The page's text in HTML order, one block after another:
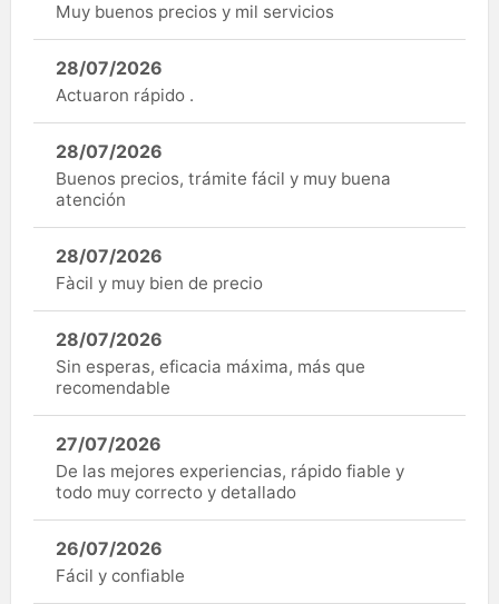
Muy buenos precios y mil servicios
28/07/2026
Actuaron rápido .
28/07/2026
Buenos precios, trámite fácil y muy buena
atención
28/07/2026
Fàcil y muy bien de precio
28/07/2026
Sin esperas, eficacia máxima, más que
recomendable
27/07/2026
De las mejores experiencias, rápido fiable y
todo muy correcto y detallado
26/07/2026
Fácil y confiable